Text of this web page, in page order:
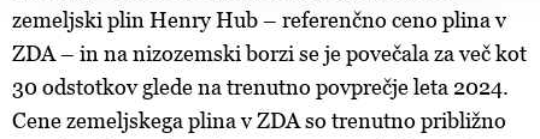
Piškotke lahko kadar koli ponovno prilagodite tako, da
kliknete možnost »Prikaži podrobnosti«. Privolitev lahko
kadar koli prekličete brez kakršnih koli posledic.
zemeljski plin Henry Hub – referenčno ceno plina v
ZDA – in na nizozemski borzi se je povečala za več kot
30 odstotkov glede na trenutno povprečje leta 2024.
Cene zemeljskega plina v ZDA so trenutno približno